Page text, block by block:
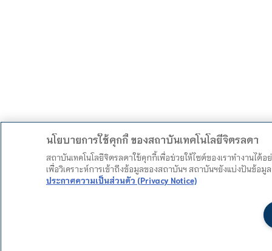
นโยบายการใช้คุกกี้ ของสถาบันเทคโนโลยีจิตรลดา
สถาบันเทคโนโลยีจิตรลดาใช้คุกกี้เพื่อช่วยให้ไซต์ของเราทำงานไ
เพื่อวิเคราะห์การเข้าถึงข้อมูลของสถาบันฯ สถาบันฯยังแบ่งปันข้อ
ประกาศความเป็นส่วนตัว (Privacy Notice)